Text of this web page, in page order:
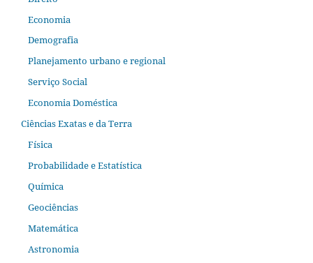
Economia
Demografia
Planejamento urbano e regional
Serviço Social
Economia Doméstica
Ciências Exatas e da Terra
Física
Probabilidade e Estatística
Química
Geociências
Matemática
Astronomia